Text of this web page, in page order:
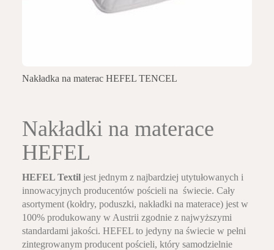
Nakładka na materac HEFEL TENCEL
Nakładki na materace
HEFEL
HEFEL Textiljest jednym z najbardziej utytułowanych i
innowacyjnych producentów pościeli na świecie. Cały
asortyment (kołdry, poduszki, nakładki na materace) jest w
100% produkowany w Austrii zgodnie z najwyższymi
standardami jakości. HEFEL to jedyny na świecie w pełni
zintegrowanym producent pościeli, który samodzielnie